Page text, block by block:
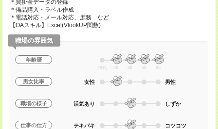
＊買掛金データの登録
＊備品購入・ラベル作成
＊電話対応・メール対応、庶務 など
【OAスキル】Excel(VlookUP関数)
職場の雰囲気
年齢層
20代 30 40 50 60
男女比率 女性 男性
職場の様子 活気あり しずか
仕事の仕方 テキパキ コツコツ